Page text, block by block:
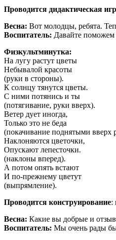
Проводится дидактическая
Весна: Вот молодцы, ребята.
Воспитатель: Давайте поможем
Физкультминутка:
На лугу растут цветы
Небывалой красоты
(руки в стороны).
К солнцу тянутся цветы.
С ними потянись и ты
(потягивание, руки вверх).
Ветер дует иногда,
Только это не беда
(покачивание поднятыми вверх
Наклоняются цветочки,
Опускают лепесточки.
(наклоны вперед).
А потом опять встают
И по-прежнему цветут
(выпрямление).
Проводится конструирование:
Весна: Какие вы добрые и
Воспитатель: Мы очень рады